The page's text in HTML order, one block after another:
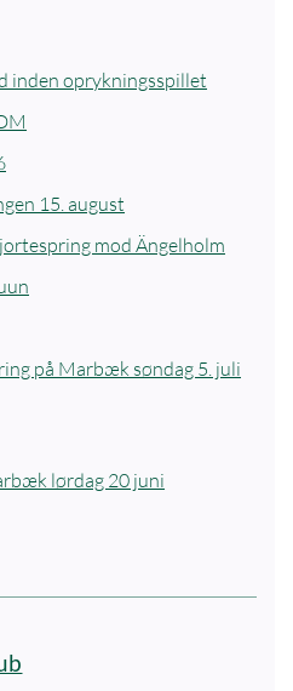
inden oprykningsspillet
15. august
mod Ängelholm
på Marbæk søndag 5. juli
lørdag 20 juni